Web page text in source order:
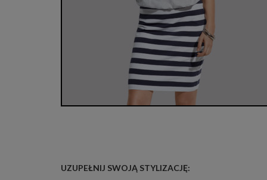
UZUPEŁNIJ SWOJĄ STYLIZACJĘ: